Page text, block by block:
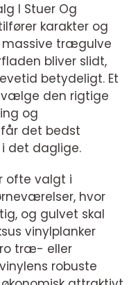
I Stuer Og
karakter og
massive trægulve
bliver slidt,
betydeligt. Et
den rigtige
og
det bedst
det daglige.
ofte valgt i
hvor
og gulvet skal
vinylplanker
træ- eller
robuste